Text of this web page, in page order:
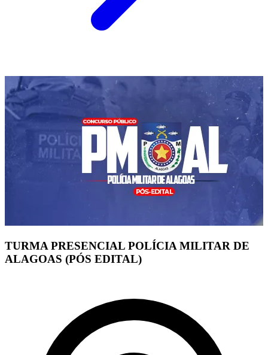
TURMA PRESENCIAL POLÍCIA MILITAR DE
ALAGOAS (PÓS EDITAL)